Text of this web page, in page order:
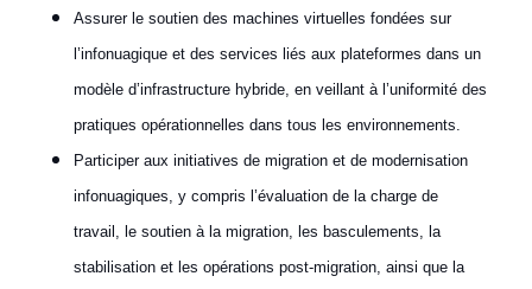
Assurer le soutien des machines virtuelles fondées sur
l’infonuagique et des services liés aux plateformes dans un
modèle d’infrastructure hybride, en veillant à l’uniformité des
pratiques opérationnelles dans tous les environnements.
Participer aux initiatives de migration et de modernisation
infonuagiques, y compris l’évaluation de la charge de
travail, le soutien à la migration, les basculements, la
stabilisation et les opérations post-migration, ainsi que la